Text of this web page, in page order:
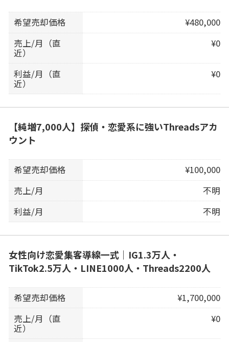
希望売却価格
¥480,000
売上/月（直
近）
¥0
利益/月（直
近）
¥0
【純増7,000人】探偵・恋愛系に強いThreadsアカ
ウント
希望売却価格
¥100,000
売上/月
不明
利益/月
不明
女性向け恋愛集客導線一式｜IG1.3万人・
TikTok2.5万人・LINE1000人・Threads2200人
希望売却価格
¥1,700,000
売上/月（直
近）
¥0